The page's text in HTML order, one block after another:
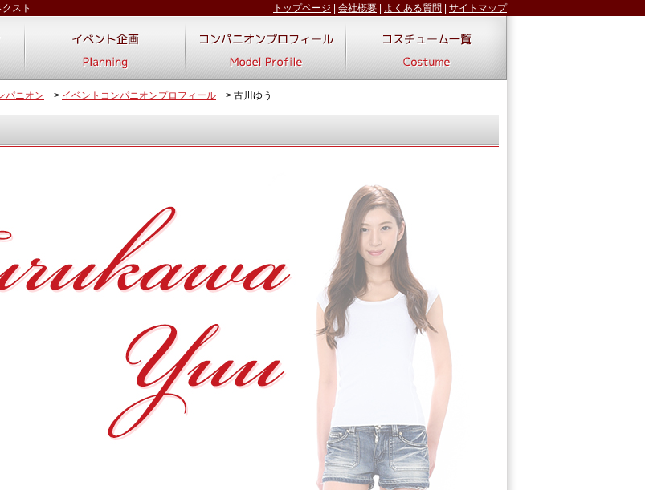
スト トップページ 会社概要 よくある質問 サイトマップ
パニオン > イベントコンパニオンプロフィール > 古川ゆう